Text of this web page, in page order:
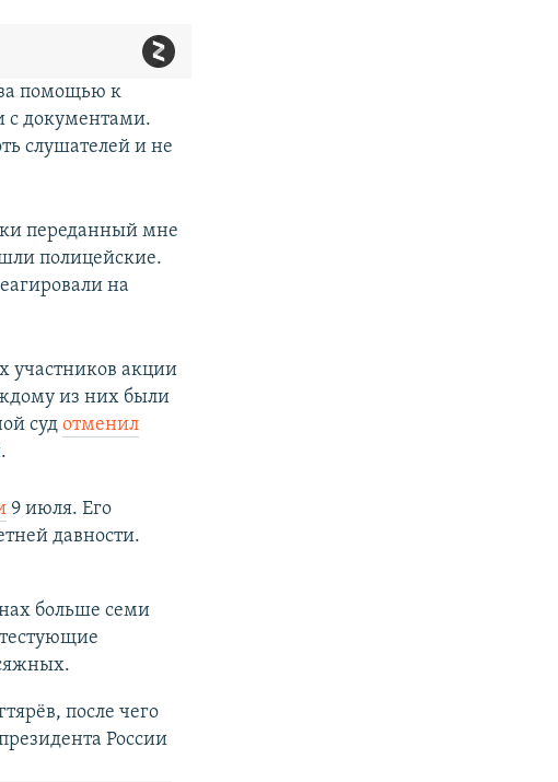
помощью к
с документами.
слушателей и не
переданный мне
полицейские.
на
участников акции
из них были
судотменил
9 июля. Его
давности.
больше семи
после чего
России